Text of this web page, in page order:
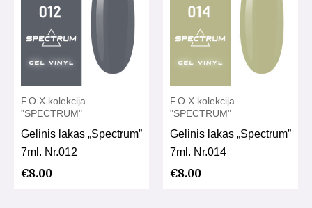
F.O.X kolekcija
"SPECTRUM"
Gelinis lakas „Spectrum”
7ml. Nr.012
€8.00
F.O.X kolekcija
"SPECTRUM"
Gelinis lakas „Spectrum”
7ml. Nr.014
€8.00